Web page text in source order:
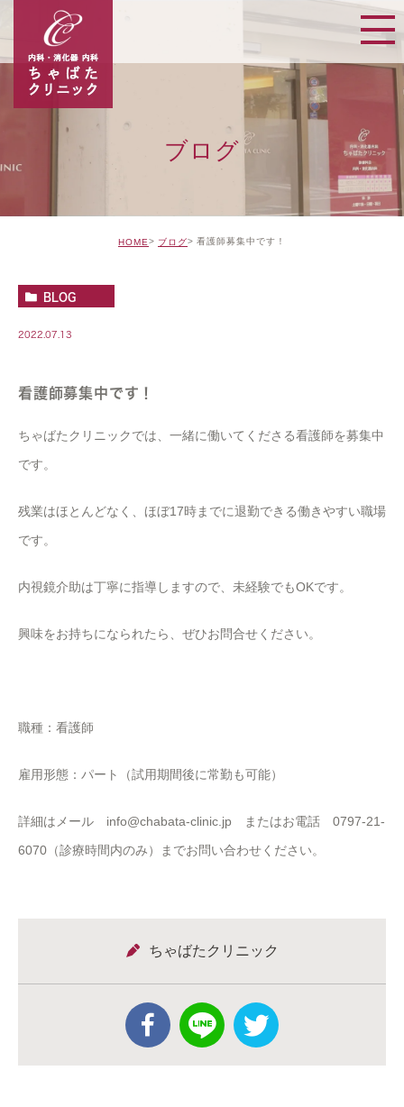
ブログ
HOME ブログ 看護師募集中です！
BLOG
2022.07.13
看護師募集中です！
ちゃばたクリニックでは、一緒に働いてくださる看護師を募集中
です。
残業はほとんどなく、ほぼ17時までに退勤できる働きやすい職場
です。
内視鏡介助は丁寧に指導しますので、未経験でもOKです。
興味をお持ちになられたら、ぜひお問合せください。
職種：看護師
雇用形態：パート（試用期間後に常勤も可能）
詳細はメール info@chabata-clinic.jp またはお電話 0797-21-
6070（診療時間内のみ）までお問い合わせください。
ちゃばたクリニック